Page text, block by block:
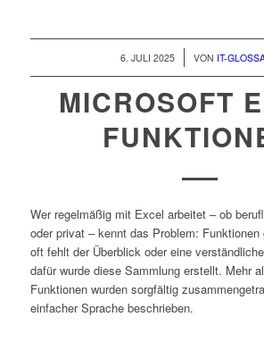
6. JULI 2025 VON IT-
MICROSOFT
Wer regelmäßig mit Excel arbeitet – ob
oder privat – kennt das Problem:
oft fehlt der Überblick oder eine
dafür wurde diese Sammlung erstellt. Mehr
Funktionen wurden sorgfältig
einfacher Sprache beschrieben.